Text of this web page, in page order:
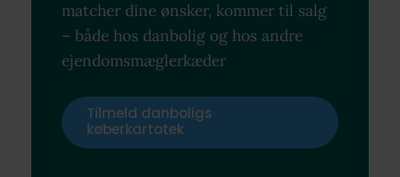
matcher dine ønsker, kommer til salg
– både hos danbolig og hos andre
ejendomsmæglerkæder
Tilmeld danboligs
køberkartotek